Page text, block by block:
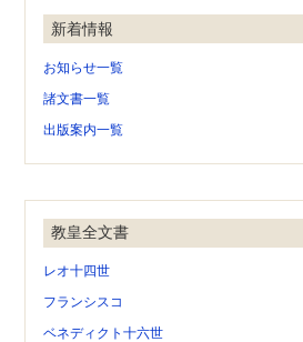
新着情報
お知らせ一覧
諸文書一覧
出版案内一覧
教皇全文書
レオ十四世
フランシスコ
ベネディクト十六世